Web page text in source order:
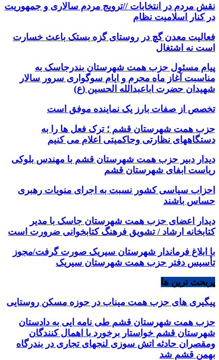
نقش مردم در انتخابات //ترویج مردم سالاری و جمهوریت
در کنار اسلامیت نظام
فعالیت معدن گچ در روستای گزه بستک باعث خسارت
است نه اشتغال
پیام مسئول حزب همت شهرستان بندرجاسک به
مناسبت آغاز ماه محرم و ایام سوگواری سرور سالار
شهیدان حضرت اباعبدالله الحسین (ع)
تخصص از صفات بارز یک نماینده موفق است
حزب همت شهرستان قشم ؛ ترک فعل ها را به
دستگاههای نظارتی وحاکمیتی اعلام می کنیم
دیدار دبیر حزب همت شهرستان قشم با مهندس بلوکی
ریاست ابفای شهرستان قشم
احزاب سیاسی کشور نسبت به اجرای منویات رهبری
حساس باشند
دیدار اعضای حزب همت شهرستان جاسک با مدیر
کتابخانه ارشاد / تشویق فرهنگ کتابخوانی ضرورت است
با ابلاغ فرماندار شهرستان سیریک صورت گرفت/مجوز
تأسیس دفتر حزب همت شهرستان سیریک
پربحث ترین ها
پیگیری های حزب همت میناب در حوزه مسکن روستایی
حزب همت شهرستان قشم طی نامه ایی به دادستان
شهرستان قشم خواستار برخورد با اهمال کنندگان
ومقصران حادثه اتش سوزی لنجهای تجاری در بندرگاه
بهمن قشم شد